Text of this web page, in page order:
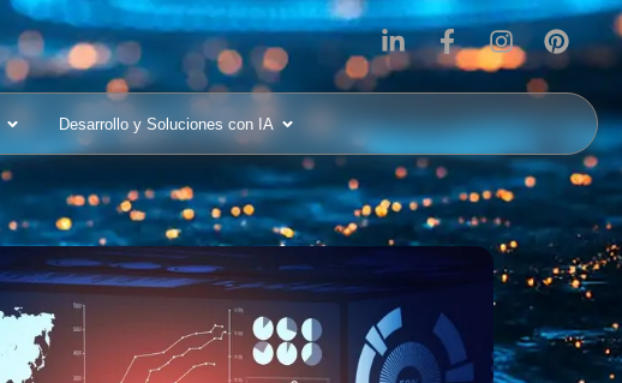
Desarrollo y Soluciones con IA